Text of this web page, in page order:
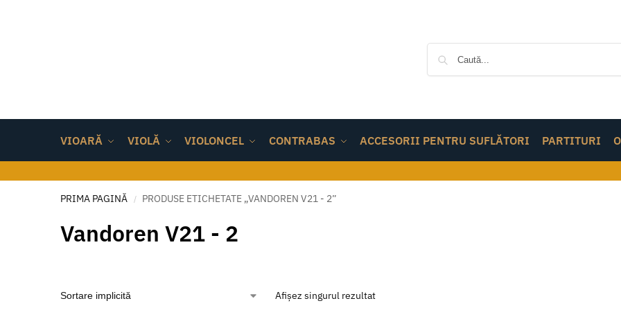
VIOARĂ VIOLĂ VIOLONCEL CONTRABAS ACCESORII PENTRU SUFLĂTORI PARTITURI
PRIMA PAGINĂ / PRODUSE ETICHETATE „VANDOREN V21 - 2”
Vandoren V21 - 2
Afișez singurul rezultat